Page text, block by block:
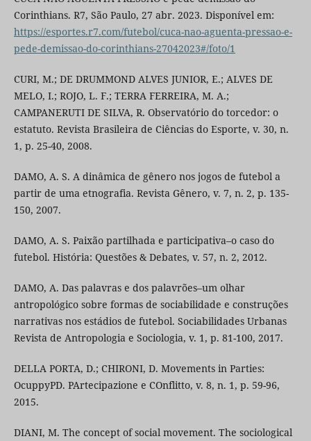
Corinthians. R7, São Paulo, 27 abr. 2023. Disponível em:
https://esportes.r7.com/futebol/cuca-nao-aguenta-pressao-e-
pede-demissao-do-corinthians-27042023#/foto/1
CURI, M.; DE DRUMMOND ALVES JUNIOR, E.; ALVES DE
MELO, I.; ROJO, L. F.; TERRA FERREIRA, M. A.;
CAMPANERUTI DE SILVA, R. Observatório do torcedor: o
estatuto. Revista Brasileira de Ciências do Esporte, v. 30, n.
1, p. 25-40, 2008.
DAMO, A. S. A dinâmica de gênero nos jogos de futebol a
partir de uma etnografia. Revista Gênero, v. 7, n. 2, p. 135-
150, 2007.
DAMO, A. S. Paixão partilhada e participativa–o caso do
futebol. História: Questões & Debates, v. 57, n. 2, 2012.
DAMO, A. Das palavras e dos palavrões–um olhar
antropológico sobre formas de sociabilidade e construções
narrativas nos estádios de futebol. Sociabilidades Urbanas
Revista de Antropologia e Sociologia, v. 1, p. 81-100, 2017.
DELLA PORTA, D.; CHIRONI, D. Movements in Parties:
OcuppyPD. PArtecipazione e COnflitto, v. 8, n. 1, p. 59-96,
2015.
DIANI, M. The concept of social movement. The sociological